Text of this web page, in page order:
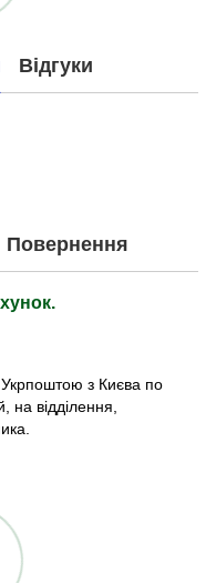
Відгуки
Повернення
з Києва по
на відділення,